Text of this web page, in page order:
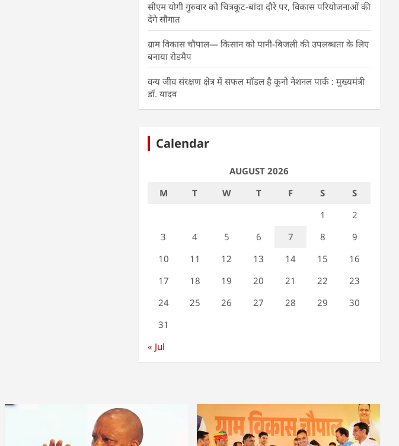
सीएम योगी गुरुवार को चित्रकूट-बांदा दौरे पर, विकास परियोजनाओं की
देंगे सौगात
ग्राम विकास चौपाल— किसान को पानी-बिजली की उपलब्धता के लिए
बनाया रोडमैप
वन्य जीव संरक्षण क्षेत्र में सफल मॉडल है कूनो नेशनल पार्क : मुख्यमंत्री
डॉ. यादव
Calendar
AUGUST 2026
M
T W T F S
S
1
2
3
4 5 6 7 8
9
10
11 12 13 14 15
16
17
18 19 20 21 22
23
24
25 26 27 28 29
30
31
« Jul